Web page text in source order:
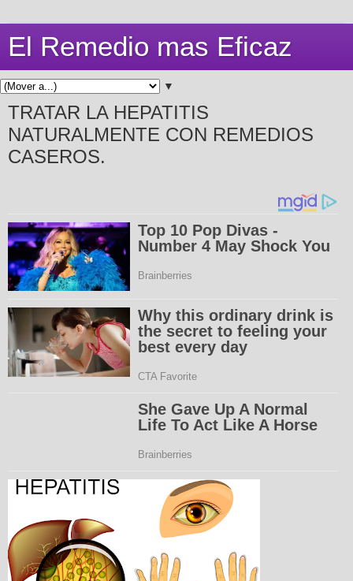
El Remedio mas Eficaz
▼
TRATAR LA HEPATITIS
NATURALMENTE CON REMEDIOS
CASEROS.